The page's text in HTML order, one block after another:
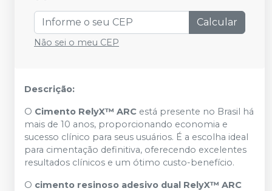
Calcular
Não sei o meu CEP
Descrição:
O Cimento RelyX™ ARC está presente no Brasil há
mais de 10 anos, proporcionando economia e
sucesso clínico para seus usuários. É a escolha ideal
para cimentação definitiva, oferecendo excelentes
resultados clínicos e um ótimo custo-benefício.
O cimento resinoso adesivo dual RelyX™ ARC